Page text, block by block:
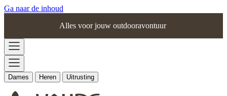
Ga naar de inhoud
Alles voor jouw outdooravontuur
Dames Heren Uitrusting